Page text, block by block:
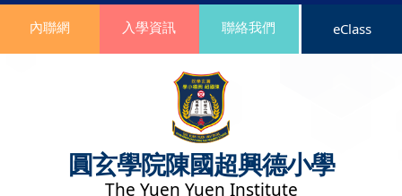
圓玄學院陳國超興德小學
The Yuen Yuen Institute
內聯網 入學資訊 聯絡我們 eClass